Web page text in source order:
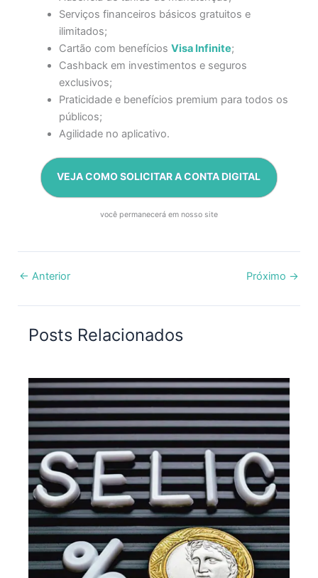
Serviços financeiros básicos gratuitos e
ilimitados;
Cartão com benefíciosVisa Infinite;
Cashback em investimentos e seguros
exclusivos;
Praticidade e benefícios premium para todos os
públicos;
Agilidade no aplicativo.
VEJA COMO SOLICITAR A CONTA DIGITAL
você permanecerá em nosso site
← Anterior Próximo →
Posts Relacionados